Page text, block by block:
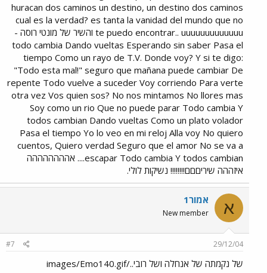
huracan dos caminos un destino, un destino dos caminos
cual es la verdad? es tanta la vanidad del mundo que no
te puedo encontrar.. uuuuuuuuuuuuu והשיר של מונטי רוסה -
todo cambia Dando vueltas Esperando sin saber Pasa el
tiempo Como un rayo de T.V. Donde voy? Y si te digo:
"Todo esta mal!" seguro que mañana puede cambiar De
repente Todo vuelve a suceder Voy corriendo Para verte
otra vez Vos quien sos? No nos mintamos No llores mas
Soy como un rio Que no puede parar Todo cambia Y
todos cambian Dando vueltas Como un plato volador
Pasa el tiempo Yo lo veo en mi reloj Alla voy No quiero
cuentos, Quiero verdad Seguro que el amor No se va a
escapar Todo cambia Y todos cambian.... אהההההההה
איזההה שיריםםם!!!!!!!! נשיקות לולי.
א אמור1
New member
29/12/04
#7
של נקמתה של אנחלה ושל רובי../images/Emo140.gif